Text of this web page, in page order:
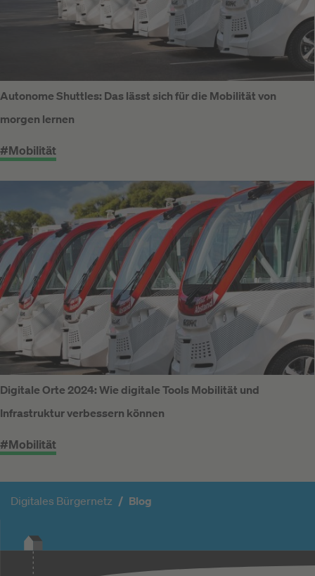
Autonome Shuttles: Das lässt sich für die Mobilität von
morgen lernen
#Mobilität
Digitale Orte 2024: Wie digitale Tools Mobilität und
Infrastruktur verbessern können
#Mobilität
Digitales Bürgernetz Blog